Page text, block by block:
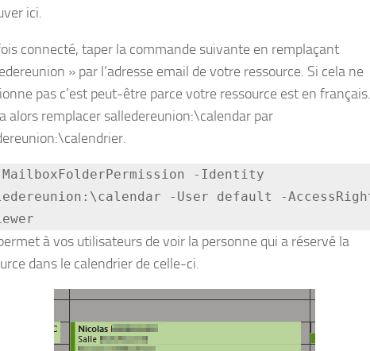
ici.
connecté, taper la commande suivante en remplaçant
» par l’adresse email de votre ressource. Si cela ne
pas c’est peut-être parce votre ressource est en
alors remplacer salledereunion:\calendar par
MailboxFolderPermission -Identity
-User default -
à vos utilisateurs de voir la personne qui a réservé la
dans le calendrier de celle-ci.